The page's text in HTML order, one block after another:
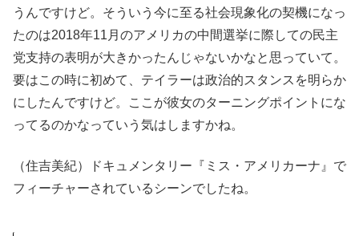
うんですけど。そういう今に至る社会現象化の契機になっ
たのは2018年11月のアメリカの中間選挙に際しての民主
党支持の表明が大きかったんじゃないかなと思っていて。
要はこの時に初めて、テイラーは政治的スタンスを明らか
にしたんですけど。ここが彼女のターニングポイントにな
ってるのかなっていう気はしますかね。
（住吉美紀）ドキュメンタリー『ミス・アメリカーナ』で
フィーチャーされているシーンでしたね。